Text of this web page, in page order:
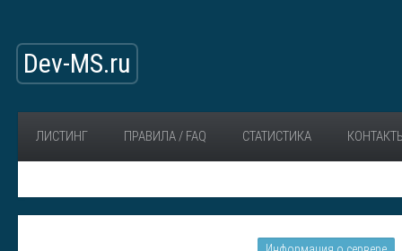
Dev-MS.ru
ЛИСТИНГ ПРАВИЛА / FAQ СТАТИСТИКА